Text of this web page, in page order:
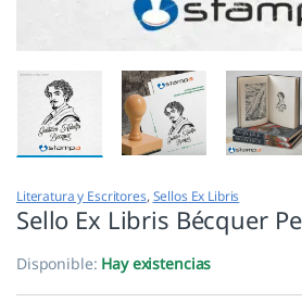
Literatura y Escritores, Sellos Ex Libris
Sello Ex Libris Bécquer
Disponible: Hay existencias